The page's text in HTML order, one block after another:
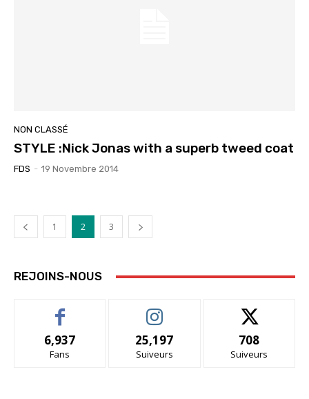
NON CLASSÉ
STYLE :Nick Jonas with a superb tweed coat
FDS - 19 Novembre 2014
1 2 3
REJOINS-NOUS
6,937
Fans
25,197
Suiveurs
708
Suiveurs